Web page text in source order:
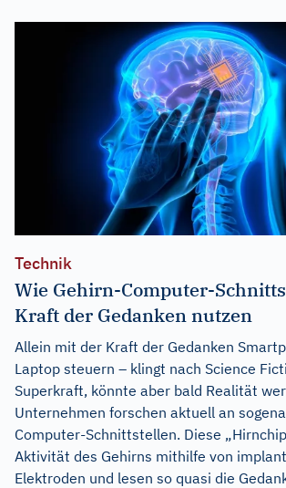
Technik
Wie Gehirn-Computer-
Kraft der Gedanken nutzen
Allein mit der Kraft der Gedanken
Laptop steuern – klingt nach Science
Superkraft, könnte aber bald Realität
Unternehmen forschen aktuell an
Computer-Schnittstellen. Diese
Aktivität des Gehirns mithilfe von
Elektroden und lesen so quasi die